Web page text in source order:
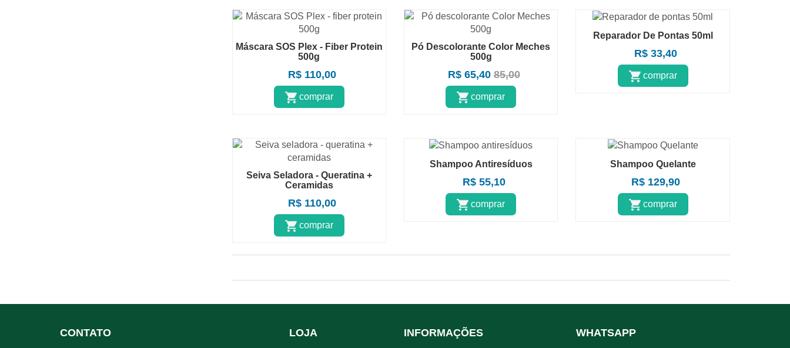
Máscara SOS Plex - Fiber Protein
500g
R$ 110,00
comprar
Pó Descolorante Color Meches
500g
R$ 65,40 85,00
comprar
Reparador De Pontas 50ml
R$ 33,40
comprar
Seiva Seladora - Queratina +
Ceramidas
R$ 110,00
comprar
Shampoo Antiresíduos
R$ 55,10
comprar
Shampoo Quelante
R$ 129,90
comprar
CONTATO LOJA INFORMAÇÕES WHATSAPP